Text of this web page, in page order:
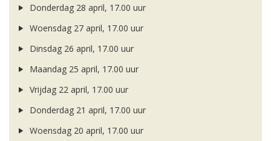
Donderdag 28 april, 17.00 uur
Woensdag 27 april, 17.00 uur
Dinsdag 26 april, 17.00 uur
Maandag 25 april, 17.00 uur
Vrijdag 22 april, 17.00 uur
Donderdag 21 april, 17.00 uur
Woensdag 20 april, 17.00 uur